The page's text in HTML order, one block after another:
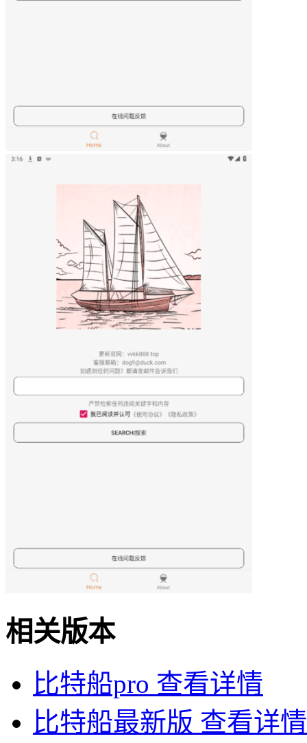
相关版本
比特船pro 查看详情
比特船最新版 查看详情